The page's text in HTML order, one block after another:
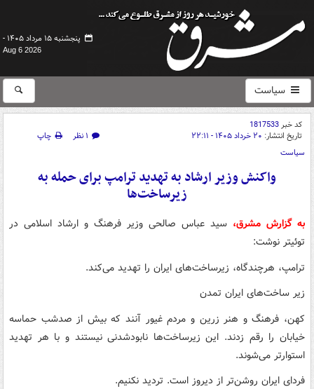
پنجشنبه ۱۵ مرداد ۱۴۰۵ -
Aug 6 2026
سیاست
کد خبر1817533
تاریخ انتشار: ۲۰ خرداد ۱۴۰۵ - ۲۲:۱۱ ۱ نظر
چاپ
سیاست
واکنش وزیر ارشاد به تهدید ترامپ برای حمله به
زیرساخت‌ها
به گزارش مشرق، سید عباس صالحی وزیر فرهنگ و ارشاد اسلامی در
توئیتر نوشت:
ترامپ، هرچندگاه، زیرساخت‌های ایران را تهدید می‌کند.
زیر ساخت‌های ایران تمدن
کهن، فرهنگ و هنر زرین و مردم غیور آنند که بیش از صدشب حماسه
خیابان را رقم زدند. این زیرساخت‌ها نابودشدنی نیستند و با هر تهدید
استوارتر می‌شوند.
فردای ایران روشن‌تر از دیروز است. تردید نکنیم.